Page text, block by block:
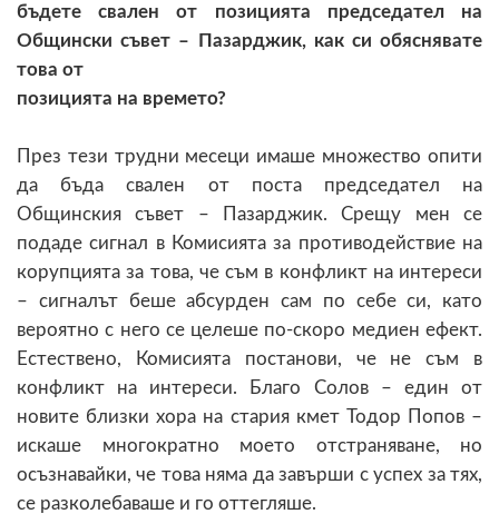
бъдете свален от позицията председател на
Общински съвет – Пазарджик, как си обяснявате
това от
позицията на времето?
През тези трудни месеци имаше множество опити
да бъда свален от поста председател на
Общинския съвет – Пазарджик. Срещу мен се
подаде сигнал в Комисията за противодействие на
корупцията за това, че съм в конфликт на интереси
– сигналът беше абсурден сам по себе си, като
вероятно с него се целеше по-скоро медиен ефект.
Естествено, Комисията постанови, че не съм в
конфликт на интереси. Благо Солов – един от
новите близки хора на стария кмет Тодор Попов –
искаше многократно моето отстраняване, но
осъзнавайки, че това няма да завърши с успех за тях,
се разколебаваше и го оттегляше.